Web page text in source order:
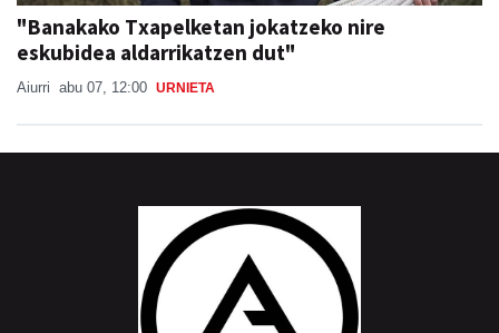
"Banakako Txapelketan jokatzeko nire
eskubidea aldarrikatzen dut"
Aiurri abu 07, 12:00 URNIETA